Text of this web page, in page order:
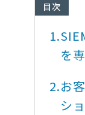
目次
1.
を
2.お
シ